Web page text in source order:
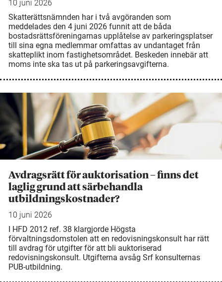
10 juni 2026
Skatterättsnämnden har i två avgöranden som
meddelades den 4 juni 2026 funnit att de båda
bostadsrättsföreningarnas upplåtelse av parkeringsplatser
till sina egna medlemmar omfattas av undantaget från
skatteplikt inom fastighetsområdet. Beskeden innebär att
moms inte ska tas ut på parkeringsavgifterna.
Avdragsrätt för auktorisation – finns det
laglig grund att särbehandla
utbildningskostnader?
10 juni 2026
I HFD 2012 ref. 38 klargjorde Högsta
förvaltningsdomstolen att en redovisningskonsult har rätt
till avdrag för utgifter för att bli auktoriserad
redovisningskonsult. Utgifterna avsåg Srf konsulternas
PUB-utbildning.